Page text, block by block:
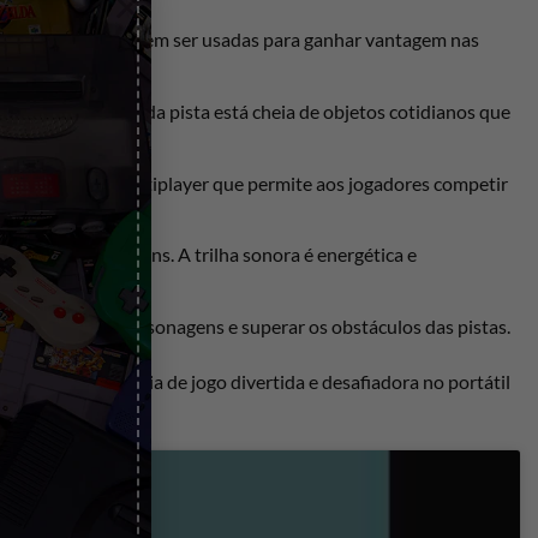
que podem ser usadas para ganhar vantagem nas
de estar. Cada pista está cheia de objetos cotidianos que
há um modo multiplayer que permite aos jogadores competir
e personagens. A trilha sonora é energética e
dos personagens e superar os obstáculos das pistas.
uma experiência de jogo divertida e desafiadora no portátil